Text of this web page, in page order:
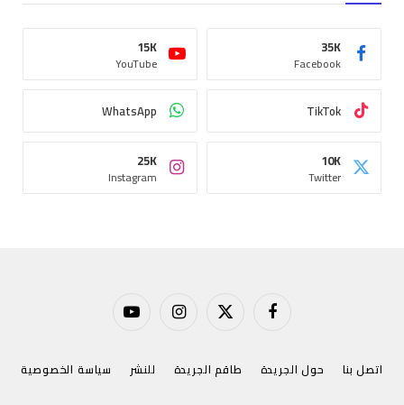
Facebook
35K
YouTube
15K
TikTok
WhatsApp
Twitter
10K
Instagram
25K
فيسبوك X الانستغراميوتيوب
اتصل بنا حول الجريدة طاقم الجريدة للنشر سياسة الخصوصية